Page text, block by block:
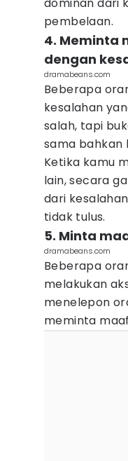
pembelaan.
4. Meminta
dengan
dramabeans.com
Beberapa
kesalahan
salah, tapi
sama bahkan
Ketika kamu
lain, secara
dari
tidak tulus.
5. Minta
dramabeans.com
Beberapa
melakukan
menelepon
meminta